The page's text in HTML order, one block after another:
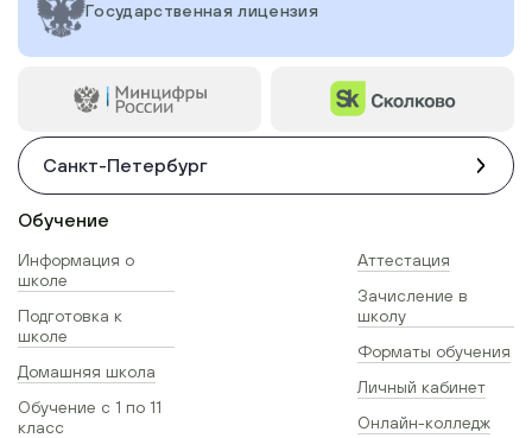
Государственная лицензия
Санкт-Петербург
Обучение
Информация о
школе
Подготовка к
школе
Домашняя школа
Обучение с 1 по 11
класс
Аттестация
Зачисление в
школу
Форматы обучения
Личный кабинет
Онлайн-колледж